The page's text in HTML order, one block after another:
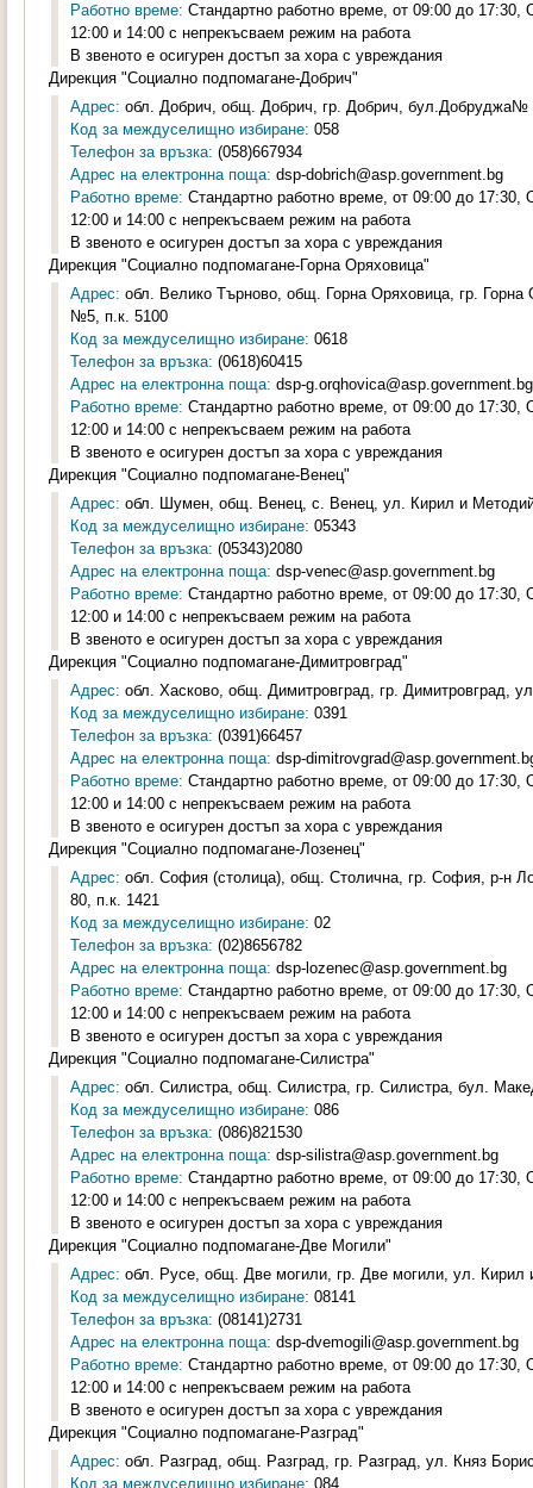
Работно време: Стандартно работно време, от 09:00 до
12:00 и 14:00 с непрекъсваем режим на работа
В звеното е осигурен достъп за хора с увреждания
Дирекция "Социално подпомагане-Добрич"
Адрес: обл. Добрич, общ. Добрич, гр. Добрич, бул.Добруджа№
Код за междуселищно избиране: 058
Телефон за връзка: (058)667934
Адрес на електронна поща: dsp-dobrich@asp.government.bg
Работно време: Стандартно работно време, от 09:00 до
12:00 и 14:00 с непрекъсваем режим на работа
В звеното е осигурен достъп за хора с увреждания
Дирекция "Социално подпомагане-Горна Оряховица"
Адрес: обл. Велико Търново, общ. Горна Оряховица, гр.
№5, п.к. 5100
Код за междуселищно избиране: 0618
Телефон за връзка: (0618)60415
Адрес на електронна поща: dsp-g.orqhovica@asp.government.bg
Работно време: Стандартно работно време, от 09:00 до
12:00 и 14:00 с непрекъсваем режим на работа
В звеното е осигурен достъп за хора с увреждания
Дирекция "Социално подпомагане-Венец"
Адрес: обл. Шумен, общ. Венец, с. Венец, ул. Кирил и
Код за междуселищно избиране: 05343
Телефон за връзка: (05343)2080
Адрес на електронна поща: dsp-venec@asp.government.bg
Работно време: Стандартно работно време, от 09:00 до
12:00 и 14:00 с непрекъсваем режим на работа
В звеното е осигурен достъп за хора с увреждания
Дирекция "Социално подпомагане-Димитровград"
Адрес: обл. Хасково, общ. Димитровград, гр. Димитровград,
Код за междуселищно избиране: 0391
Телефон за връзка: (0391)66457
Адрес на електронна поща: dsp-
Работно време: Стандартно работно време, от 09:00 до
12:00 и 14:00 с непрекъсваем режим на работа
В звеното е осигурен достъп за хора с увреждания
Дирекция "Социално подпомагане-Лозенец"
Адрес: обл. София (столица), общ. Столична, гр. София, р-н
80, п.к. 1421
Код за междуселищно избиране: 02
Телефон за връзка: (02)8656782
Адрес на електронна поща: dsp-lozenec@asp.government.bg
Работно време: Стандартно работно време, от 09:00 до
12:00 и 14:00 с непрекъсваем режим на работа
В звеното е осигурен достъп за хора с увреждания
Дирекция "Социално подпомагане-Силистра"
Адрес: обл. Силистра, общ. Силистра, гр. Силистра, бул.
Код за междуселищно избиране: 086
Телефон за връзка: (086)821530
Адрес на електронна поща: dsp-silistra@asp.government.bg
Работно време: Стандартно работно време, от 09:00 до
12:00 и 14:00 с непрекъсваем режим на работа
В звеното е осигурен достъп за хора с увреждания
Дирекция "Социално подпомагане-Две Могили"
Адрес: обл. Русе, общ. Две могили, гр. Две могили, ул.
Код за междуселищно избиране: 08141
Телефон за връзка: (08141)2731
Адрес на електронна поща: dsp-dvemogili@asp.government.bg
Работно време: Стандартно работно време, от 09:00 до
12:00 и 14:00 с непрекъсваем режим на работа
В звеното е осигурен достъп за хора с увреждания
Дирекция "Социално подпомагане-Разград"
Адрес: обл. Разград, общ. Разград, гр. Разград, ул. Княз
Код за междуселищно избиране: 084